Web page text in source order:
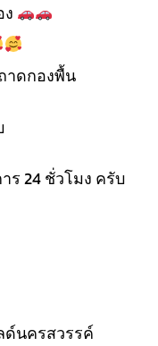
าดกองพื้น
ร 24 ชั่วโมง ครับ
นครสวรรค์